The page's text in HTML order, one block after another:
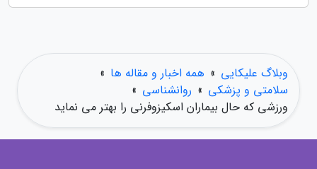
وبلاگ علیکایی » همه اخبار و مقاله ها »
سلامتی و پزشکی » روانشناسی »
ورزشی که حال بیماران اسکیزوفرنی را بهتر می نماید